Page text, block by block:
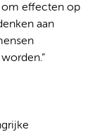
om effecten op
aan